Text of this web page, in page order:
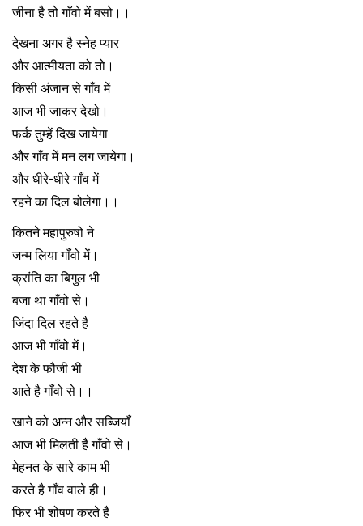
जीना है तो गाँवो में बसो।।
देखना अगर है स्नेह प्यार
और आत्मीयता को तो।
किसी अंजान से गाँव में
आज भी जाकर देखो।
फर्क तुम्हें दिख जायेगा
और गाँव में मन लग जायेगा।
और धीरे-धीरे गाँव में
रहने का दिल बोलेगा।।
कितने महापुरुषो ने
जन्म लिया गाँवो में।
क्रांति का बिगुल भी
बजा था गाँवो से।
जिंदा दिल रहते है
आज भी गाँवो में।
देश के फौजी भी
आते है गाँवो से।।
खाने को अन्न और सब्जियाँ
आज भी मिलती है गाँवो से।
मेहनत के सारे काम भी
करते है गाँव वाले ही।
फिर भी शोषण करते है